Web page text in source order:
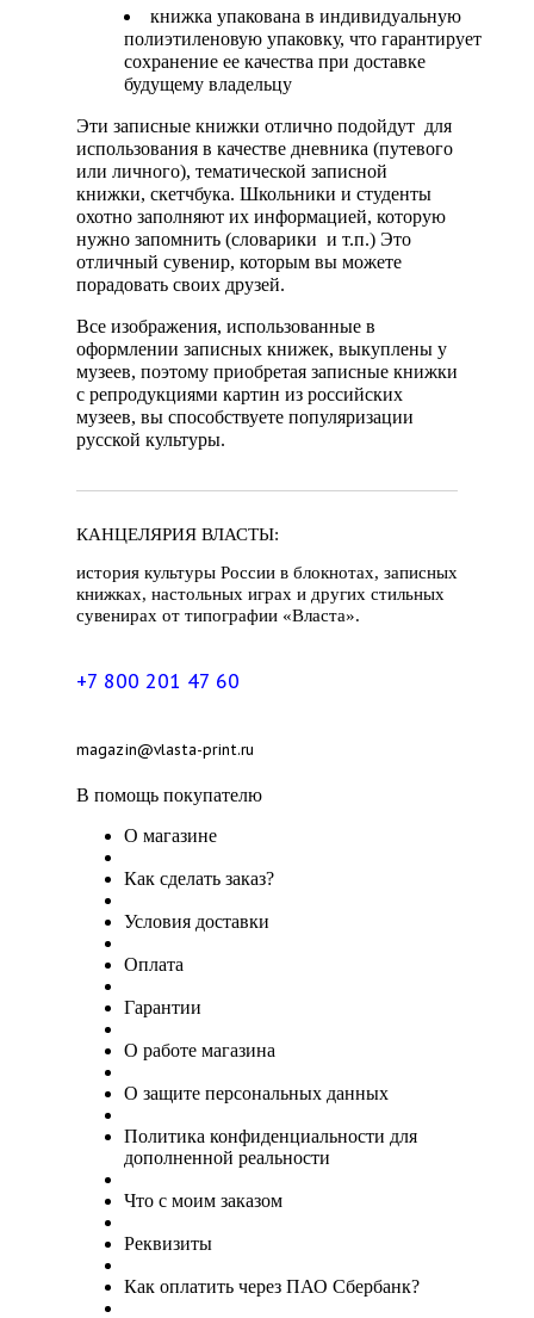
книжка упакована в индивидуальную
полиэтиленовую упаковку, что гарантирует
сохранение ее качества при доставке
будущему владельцу
Эти записные книжки отлично подойдут для
использования в качестве дневника (путевого
или личного), тематической записной
книжки, скетчбука. Школьники и студенты
охотно заполняют их информацией, которую
нужно запомнить (словарики и т.п.) Это
отличный сувенир, которым вы можете
порадовать своих друзей.
Все изображения, использованные в
оформлении записных книжек, выкуплены у
музеев, поэтому приобретая записные книжки
с репродукциями картин из российских
музеев, вы способствуете популяризации
русской культуры.
КАНЦЕЛЯРИЯ ВЛАСТЫ:
история культуры России в блокнотах, записных
книжках, настольных играх и других стильных
сувенирах от типографии «Власта».
+7 800 201 47 60
magazin@vlasta-print.ru
В помощь покупателю
О магазине
Как сделать заказ?
Условия доставки
Оплата
Гарантии
О работе магазина
О защите персональных данных
Политика конфиденциальности для
дополненной реальности
Что с моим заказом
Реквизиты
Как оплатить через ПАО Сбербанк?